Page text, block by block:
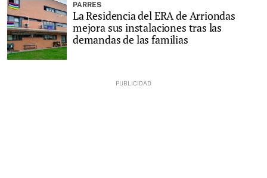
PARRES
La Residencia del ERA de Arriondas
mejora sus instalaciones tras las
demandas de las familias